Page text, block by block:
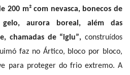
200 m² com nevasca, bonecos de
gelo, aurora boreal, além das
chamadas de “iglu”, construídos
faz no Ártico, bloco por bloco,
para proteger do frio extremo. A